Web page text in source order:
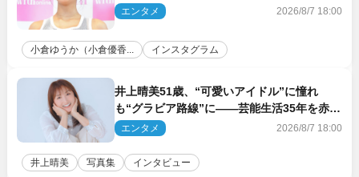
に反響
エンタメ 2026/8/7 18:00
小倉ゆうか（小倉優香... インスタグラム
井上晴美51歳、“可愛いアイドル”に憧れ
も“グラビア路線”に――芸能生活35年を赤
裸々に語る 27年ぶりに写真集発売
エンタメ 2026/8/7 18:00
井上晴美 写真集 インタビュー